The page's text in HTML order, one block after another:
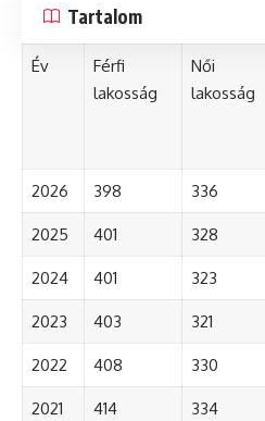
Tartalom
Év
Férfi
lakosság
Női
lakosság
2026 398 336
2025 401 328
2024 401 323
2023 403 321
2022 408 330
2021 414 334